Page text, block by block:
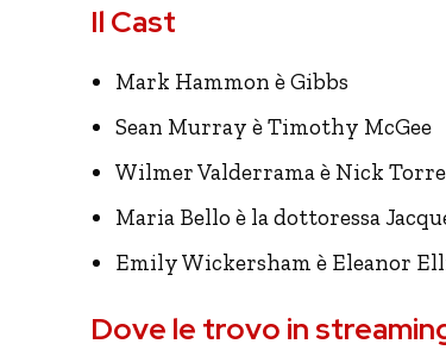
Il Cast
Mark Hammon è Gibbs
Sean Murray è Timothy McGee
Wilmer Valderrama è Nick
Maria Bello è la dottoressa
Emily Wickersham è Eleanor
Dove le trovo in